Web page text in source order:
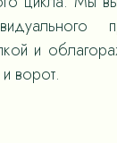
и
ворот.